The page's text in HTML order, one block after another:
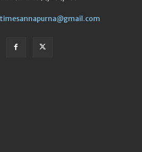
timesannapurna@gmail.com